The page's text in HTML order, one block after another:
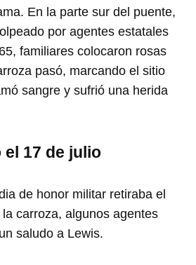
En la parte sur del puente,
por agentes estatales
, familiares colocaron rosas
pasó, marcando el sitio
sangre y sufrió una herida
el 17 de julio
de honor militar retiraba el
carroza, algunos agentes
saludo a Lewis.